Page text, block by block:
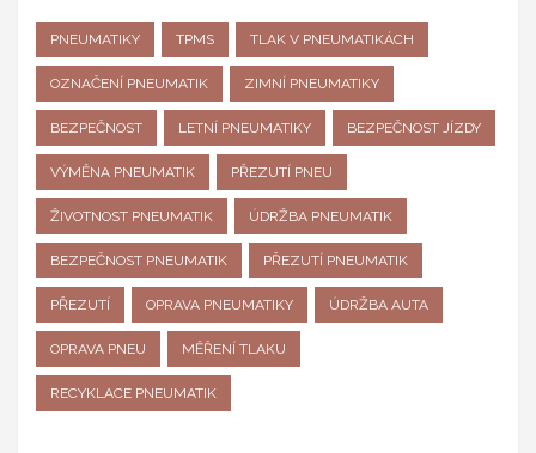
PNEUMATIKY TPMS TLAK V PNEUMATIKÁCH
OZNAČENÍ PNEUMATIK ZIMNÍ PNEUMATIKY
BEZPEČNOST LETNÍ PNEUMATIKY BEZPEČNOST JÍZDY
VÝMĚNA PNEUMATIK PŘEZUTÍ PNEU
ŽIVOTNOST PNEUMATIK ÚDRŽBA PNEUMATIK
BEZPEČNOST PNEUMATIK PŘEZUTÍ PNEUMATIK
PŘEZUTÍ OPRAVA PNEUMATIKY ÚDRŽBA AUTA
OPRAVA PNEU MĚŘENÍ TLAKU
RECYKLACE PNEUMATIK